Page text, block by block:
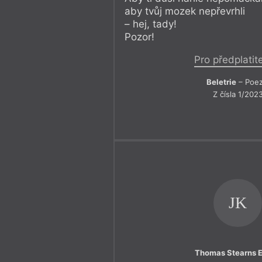
aby tvůj mozek nepřevrhli
– hej, tady!
Pozor!
Pro
Beletrie–
Z čísla 1/
JK
Thomas Stearns